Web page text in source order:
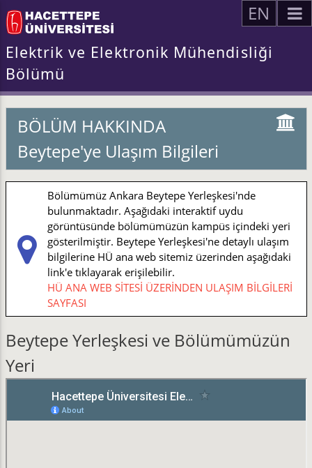
EN
Elektrik ve Elektronik Mühendisliği
Bölümü
BÖLÜM HAKKINDA
Beytepe'ye Ulaşım Bilgileri
Bölümümüz Ankara Beytepe Yerleşkesi'nde
bulunmaktadır. Aşağıdaki interaktif uydu
görüntüsünde bölümümüzün kampüs içindeki yeri
gösterilmiştir. Beytepe Yerleşkesi'ne detaylı ulaşım
bilgilerine HÜ ana web sitemiz üzerinden aşağıdaki
link'e tıklayarak erişilebilir.
HÜ ANA WEB SİTESİ ÜZERİNDEN ULAŞIM BİLGİLERİ
SAYFASI
Beytepe Yerleşkesi ve Bölümümüzün
Yeri